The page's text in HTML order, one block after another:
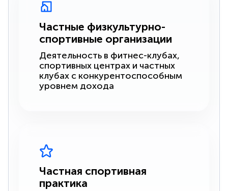
Частные физкультурно-
спортивные организации
Деятельность в фитнес-клубах,
спортивных центрах и частных
клубах с конкурентоспособным
уровнем дохода
Частная спортивная
практика